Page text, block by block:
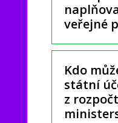
veřejné
Kdo
státní
z